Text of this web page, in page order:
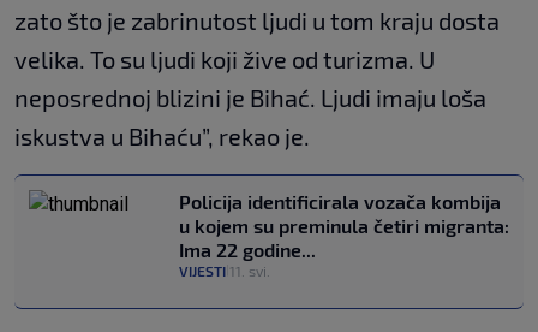
zato što je zabrinutost ljudi u tom kraju dosta
velika. To su ljudi koji žive od turizma. U
neposrednoj blizini je Bihać. Ljudi imaju loša
iskustva u Bihaću”, rekao je.
Policija identificirala vozača kombija
u kojem su preminula četiri migranta:
Ima 22 godine...
VIJESTI 11. svi.